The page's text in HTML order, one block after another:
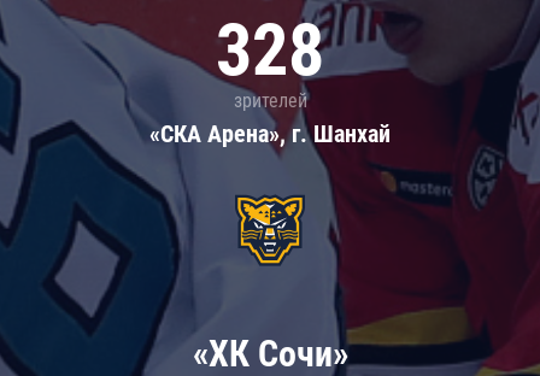
328
зрителей
«СКА Арена», г. Шанхай
«ХК Сочи»